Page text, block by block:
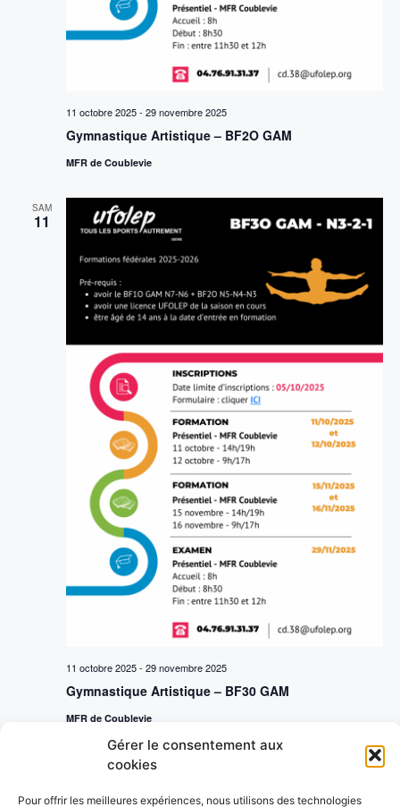
Gérer le consentement aux
cookies
Pour offrir les meilleures expériences, nous utilisons des technologies
Gymnastique Artistique – BF2O GAM
11 octobre 2025- 29 novembre 2025
MFR de Coublevie
SAM
11
Gymnastique Artistique – BF30 GAM
11 octobre 2025- 29 novembre 2025
MFR de Coublevie